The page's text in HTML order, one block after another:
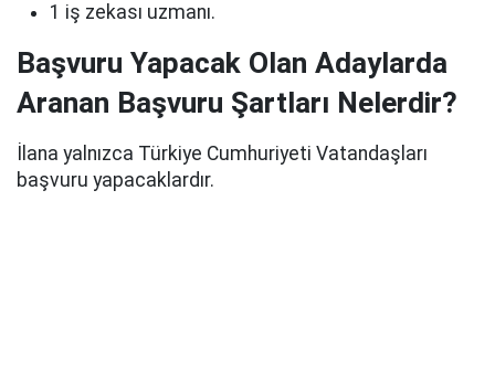
1 iş zekası uzmanı.
Başvuru Yapacak Olan Adaylarda
Aranan Başvuru Şartları Nelerdir?
İlana yalnızca Türkiye Cumhuriyeti Vatandaşları
başvuru yapacaklardır.